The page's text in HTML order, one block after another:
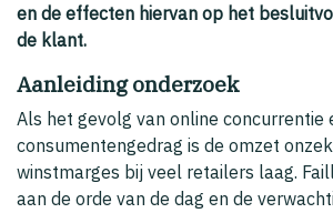
en de effecten hiervan op het
de klant.
Aanleiding onderzoek
Als het gevolg van online concurrentie
consumentengedrag is de omzet
winstmarges bij veel retailers laag.
aan de orde van de dag en de